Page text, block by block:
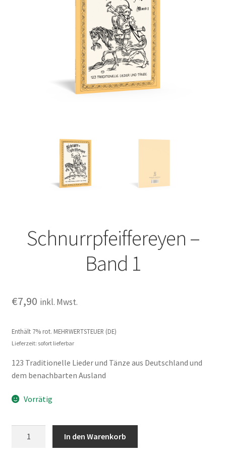
Schnurrpfeiffereyen –
Band 1
€7,90 inkl. Mwst.
Enthält 7% rot. MEHRWERTSTEUER (DE)
Lieferzeit: sofort lieferbar
123 Traditionelle Lieder und Tänze aus Deutschland und
dem benachbarten Ausland
Vorrätig
In den Warenkorb